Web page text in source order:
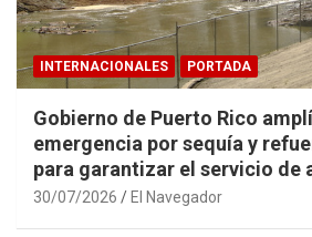
INTERNACIONALES PORTADA
Gobierno de Puerto Rico
emergencia por sequía y
para garantizar el servicio de
30/07/2026 El Navegador